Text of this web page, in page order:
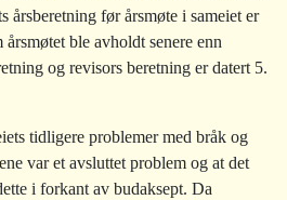
årsberetning før årsmøte i sameiet er
ble avholdt senere enn
og revisors beretning er datert 5.
tidligere problemer med bråk og
var et avsluttet problem og at det
i forkant av budaksept. Da